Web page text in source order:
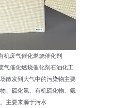
机废气催化燃烧催化剂
气催化燃烧催化剂石油化工
散发到大气中的污染物主要
、硫化氢、有机硫化物、氨
主要来源于污水